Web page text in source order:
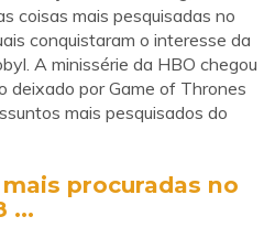
coisas mais pesquisadas no
conquistaram o interesse da
A minissérie da HBO chegou
deixado por Game of Thrones
mais pesquisados do
procuradas no
...